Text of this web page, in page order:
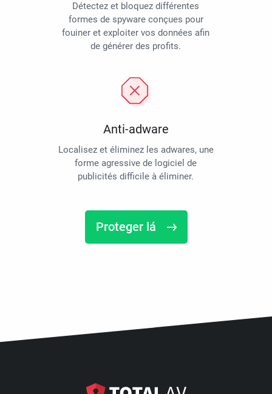
Détectez et bloquez différentes
formes de spyware conçues pour
fouiner et exploiter vos données afin
de générer des profits.
Anti-adware
Localisez et éliminez les adwares, une
forme agressive de logiciel de
publicités difficile à éliminer.
Proteger lá